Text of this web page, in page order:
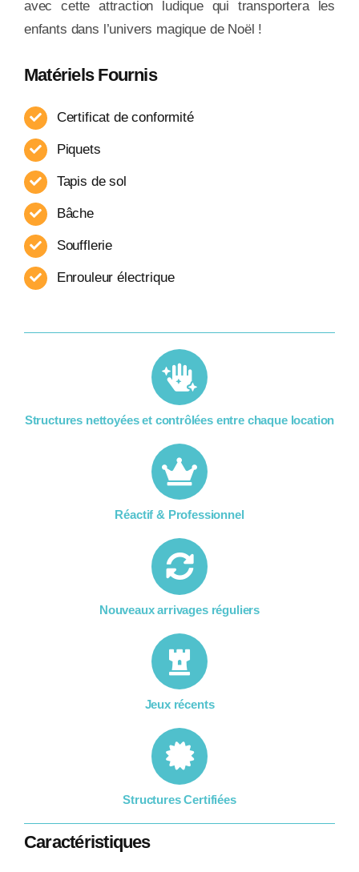
avec cette attraction ludique qui transportera les
enfants dans l’univers magique de Noël !
Matériels Fournis
Certificat de conformité
Piquets
Tapis de sol
Bâche
Soufflerie
Enrouleur​ électrique
Structures nettoyées et contrôlées entre chaque location​
Réactif & Professionnel
Nouveaux arrivages réguliers
Jeux récents
Structures Certifiées
Caractéristiques